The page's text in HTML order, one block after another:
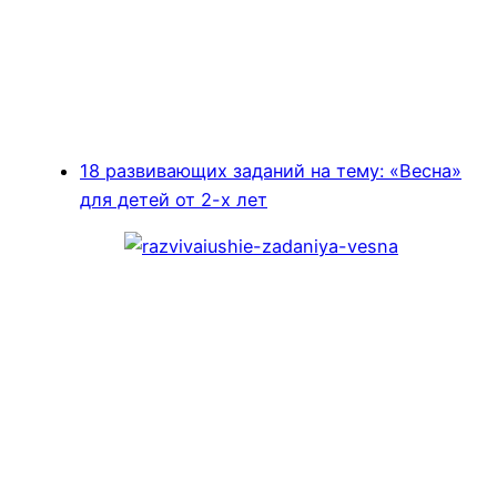
18 развивающих заданий на тему: «Весна»
для детей от 2-х лет